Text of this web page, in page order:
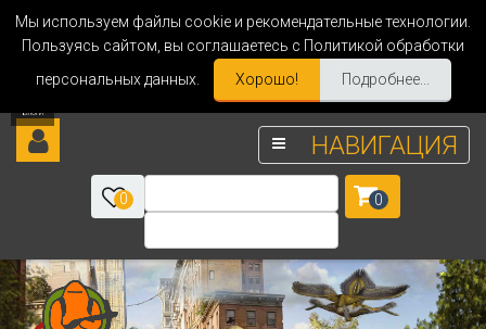
Мы используем файлы cookie и рекомендательные технологии.
Пользуясь сайтом, вы соглашаетесь с Политикой обработки
персональных данных.
Хорошо! Подробнее...
НАВИГАЦИЯ
0 0